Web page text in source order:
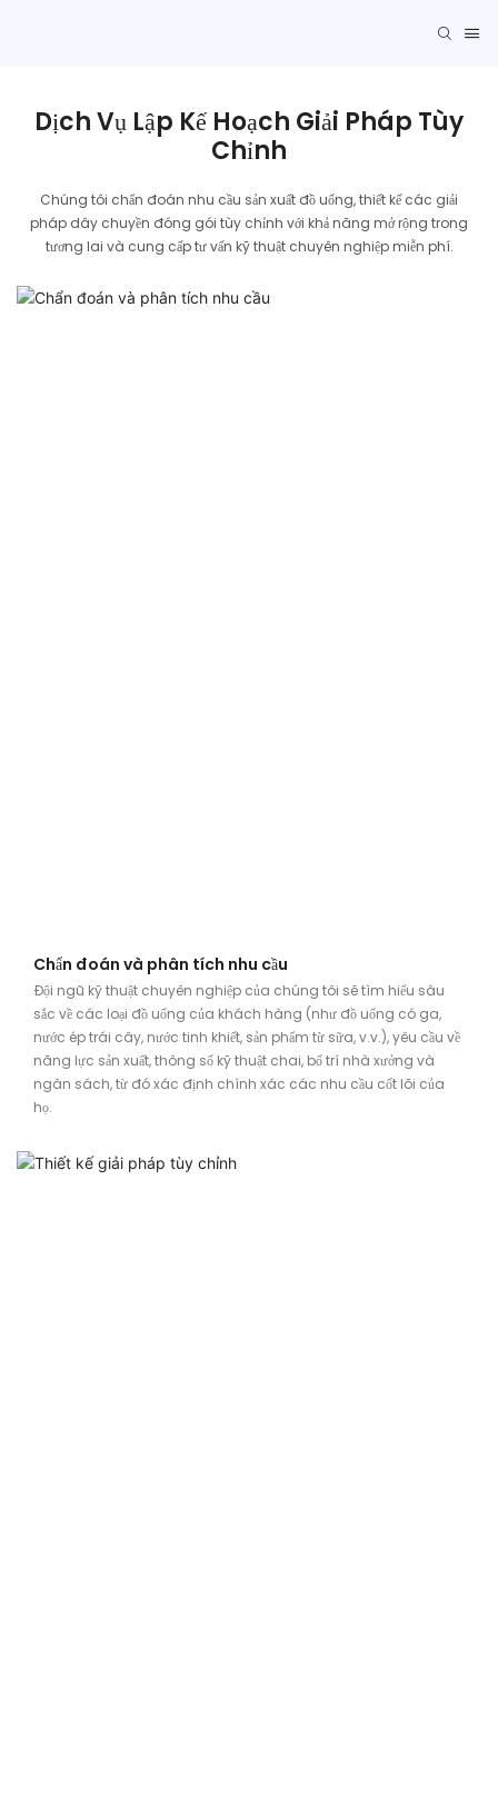
Dịch Vụ Lập Kế Hoạch Giải Pháp Tùy
Chỉnh
Chúng tôi chẩn đoán nhu cầu sản xuất đồ uống, thiết kế các giải
pháp dây chuyền đóng gói tùy chỉnh với khả năng mở rộng trong
tương lai và cung cấp tư vấn kỹ thuật chuyên nghiệp miễn phí.
Chẩn đoán và phân tích nhu cầu
Đội ngũ kỹ thuật chuyên nghiệp của chúng tôi sẽ tìm hiểu sâu
sắc về các loại đồ uống của khách hàng (như đồ uống có ga,
nước ép trái cây, nước tinh khiết, sản phẩm từ sữa, v.v.), yêu cầu về
năng lực sản xuất, thông số kỹ thuật chai, bố trí nhà xưởng và
ngân sách, từ đó xác định chính xác các nhu cầu cốt lõi của
họ.